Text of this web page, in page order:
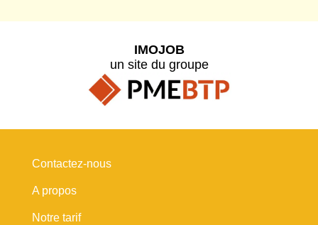
IMOJOB
un site du groupe
Contactez-nous
A propos
Notre tarif